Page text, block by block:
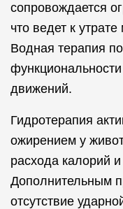
сопровождается
что ведет к
Водная терапия
движений.
Гидротерапия
ожирением у
расхода калорий
Дополнительным
отсутствие